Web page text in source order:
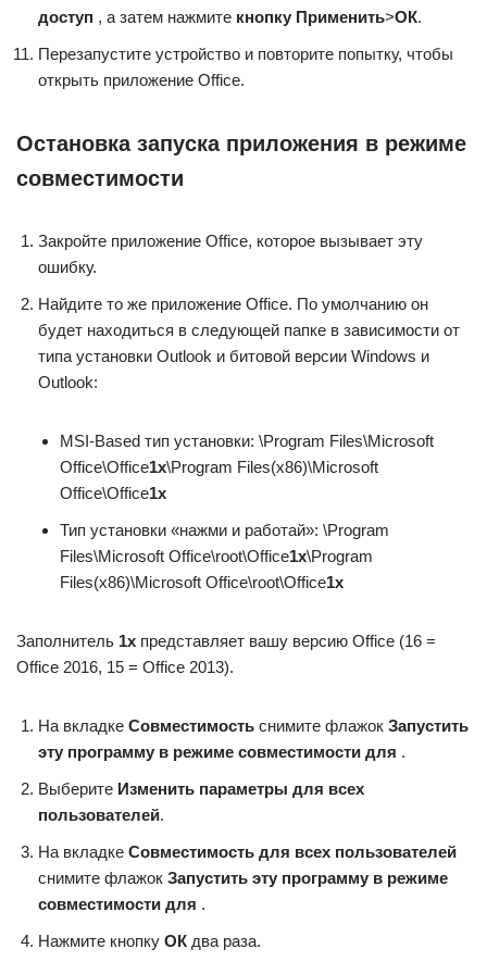
доступ , а затем нажмите кнопку Применить>ОК.
Перезапустите устройство и повторите попытку, чтобы
открыть приложение Office.
Остановка запуска приложения в режиме
совместимости
Закройте приложение Office, которое вызывает эту
ошибку.
Найдите то же приложение Office. По умолчанию он
будет находиться в следующей папке в зависимости от
типа установки Outlook и битовой версии Windows и
Outlook:
MSI-Based тип установки: \Program Files\Microsoft
Office\Office1x\Program Files(x86)\Microsoft
Office\Office1x
Тип установки «нажми и работай»: \Program
Files\Microsoft Office\root\Office1x\Program
Files(x86)\Microsoft Office\root\Office1x
Заполнитель 1x представляет вашу версию Office (16 =
Office 2016, 15 = Office 2013).
На вкладке Совместимость снимите флажок Запустить
эту программу в режиме совместимости для .
Выберите Изменить параметры для всех
пользователей.
На вкладке Совместимость для всех пользователей
снимите флажок Запустить эту программу в режиме
совместимости для .
Нажмите кнопку ОК два раза.